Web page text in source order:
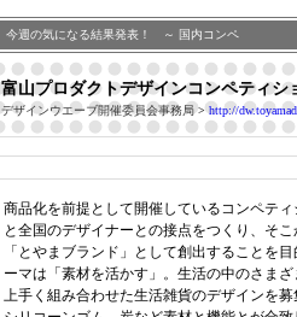
今週の気になる結果発表！ ～ 国内コンペ
富山プロダクトデザインコンペティシ
デザインウエーブ開催委員会事務局>http://
商品化を前提として開催しているコンペテ
と全国のデザイナーとの接点をつくり、そ
「とやまブランド」として創出することを
ーマは「素材を活かす」。生活の中のさま
上手く組み合わせた生活雑貨のデザインを